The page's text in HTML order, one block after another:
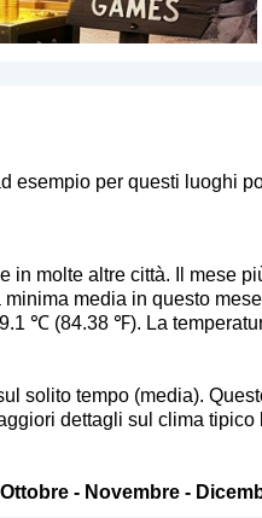
esempio per questi luoghi
in molte altre città. Il mese
media in questo
℃ (84.38 ℉). La
solito tempo (media).
dettagli sul clima tipico
Ottobre- Novembre-